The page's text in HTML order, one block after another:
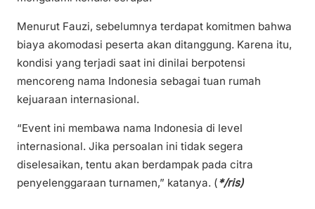
Menurut Fauzi, sebelumnya terdapat komitmen bahwa
biaya akomodasi peserta akan ditanggung. Karena itu,
kondisi yang terjadi saat ini dinilai berpotensi
mencoreng nama Indonesia sebagai tuan rumah
kejuaraan internasional.
“Event ini membawa nama Indonesia di level
internasional. Jika persoalan ini tidak segera
diselesaikan, tentu akan berdampak pada citra
penyelenggaraan turnamen,” katanya. (*/ris)